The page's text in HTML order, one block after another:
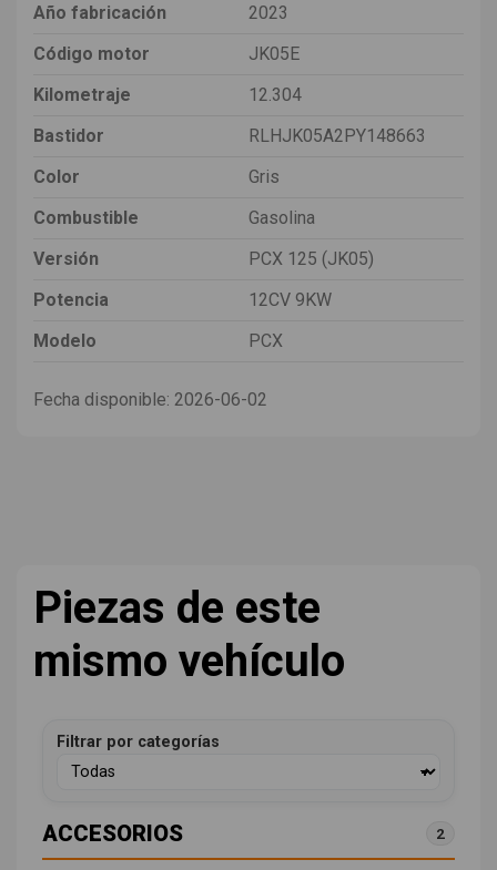
Año fabricación
2023
Código motor
JK05E
Kilometraje
12.304
Bastidor
RLHJK05A2PY148663
Color
Gris
Combustible
Gasolina
Versión
PCX 125 (JK05)
Potencia
12CV 9KW
Modelo
PCX
Fecha disponible: 2026-06-02
Piezas de este
mismo vehículo
Filtrar por categorías
ACCESORIOS 2